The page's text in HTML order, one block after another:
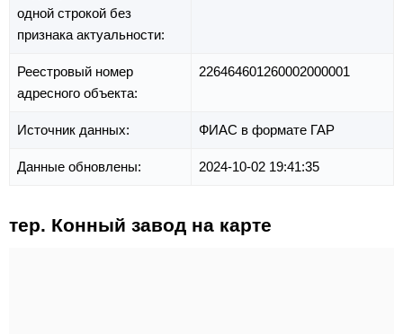
одной строкой без
признака актуальности:
Реестровый номер
адресного объекта:
226464601260002000001
Источник данных: ФИАС в формате ГАР
Данные обновлены: 2024-10-02 19:41:35
тер. Конный завод на карте